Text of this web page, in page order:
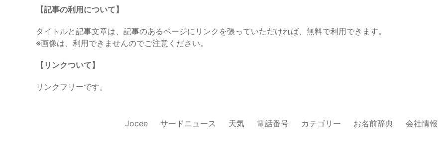
【記事の利用について】
タイトルと記事文章は、記事のあるページにリンクを張っていただければ、無料で利用できます。
※画像は、利用できませんのでご注意ください。
【リンクついて】
リンクフリーです。
Jocee サードニュース 天気 電話番号 カテゴリー お名前辞典 会社情報